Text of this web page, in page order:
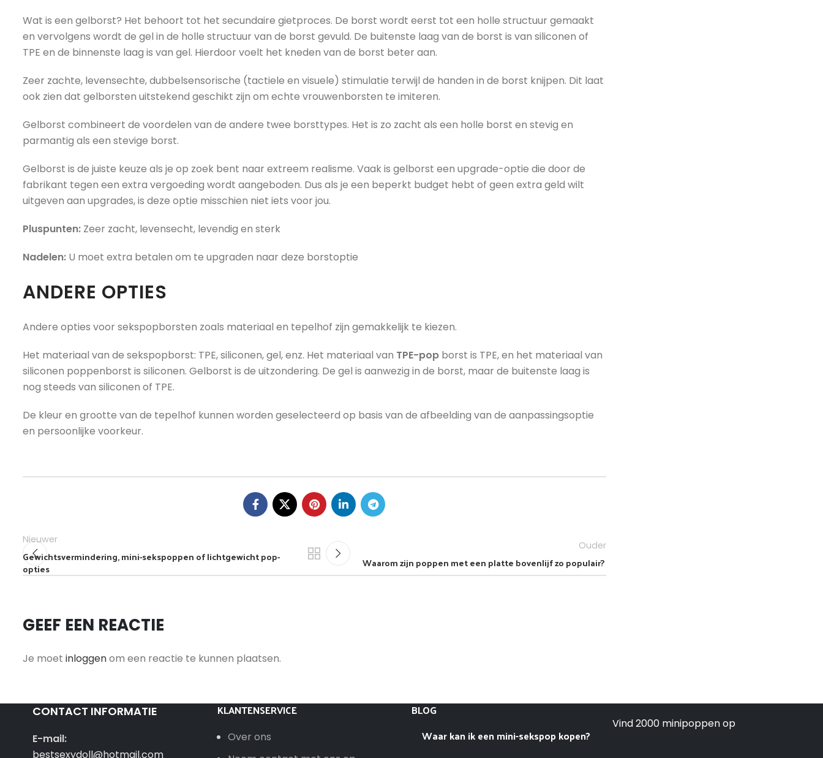
Wat is een gelborst? Het behoort tot het secundaire gietproces. De borst wordt eerst tot een holle structuur gemaakt
en vervolgens wordt de gel in de holle structuur van de borst gevuld. De buitenste laag van de borst is van siliconen of
TPE en de binnenste laag is van gel. Hierdoor voelt het kneden van de borst beter aan.
Zeer zachte, levensechte, dubbelsensorische (tactiele en visuele) stimulatie terwijl de handen in de borst knijpen. Dit laat
ook zien dat gelborsten uitstekend geschikt zijn om echte vrouwenborsten te imiteren.
Gelborst combineert de voordelen van de andere twee borsttypes. Het is zo zacht als een holle borst en stevig en
parmantig als een stevige borst.
Gelborst is de juiste keuze als je op zoek bent naar extreem realisme. Vaak is gelborst een upgrade-optie die door de
fabrikant tegen een extra vergoeding wordt aangeboden. Dus als je een beperkt budget hebt of geen extra geld wilt
uitgeven aan upgrades, is deze optie misschien niet iets voor jou.
Pluspunten: Zeer zacht, levensecht, levendig en sterk
Nadelen: U moet extra betalen om te upgraden naar deze borstoptie
ANDERE OPTIES
Andere opties voor sekspopborsten zoals materiaal en tepelhof zijn gemakkelijk te kiezen.
Het materiaal van de sekspopborst: TPE, siliconen, gel, enz. Het materiaal van TPE-pop borst is TPE, en het materiaal van
siliconen poppenborst is siliconen. Gelborst is de uitzondering. De gel is aanwezig in de borst, maar de buitenste laag is
nog steeds van siliconen of TPE.
De kleur en grootte van de tepelhof kunnen worden geselecteerd op basis van de afbeelding van de aanpassingsoptie
en persoonlijke voorkeur.
Nieuwer
Gewichtsvermindering, mini-sekspoppen of lichtgewicht pop-
opties
Ouder
Waarom zijn poppen met een platte bovenlijf zo populair?
GEEF EEN REACTIE
Je moet inloggenom een reactie te kunnen plaatsen.
CONTACT INFORMATIE
E-mail:
bestsexydoll@hotmail.com
KLANTENSERVICE
Over ons
BLOG
Waar kan ik een mini-sekspop kopen?
Vind 2000 minipoppen op